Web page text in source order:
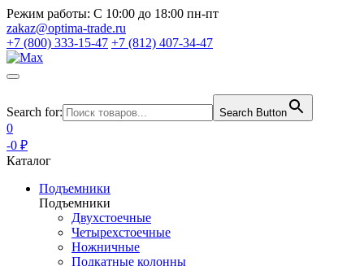
Режим работы: С 10:00 до 18:00 пн-пт
zakaz@optima-trade.ru
+7 (800) 333-15-47 +7 (812) 407-34-47
Search for: Search Button
0
-0 ₽
Каталог
Подъемники
Подъемники
Двухстоечные
Четырехстоечные
Ножничные
Подкатные колонны